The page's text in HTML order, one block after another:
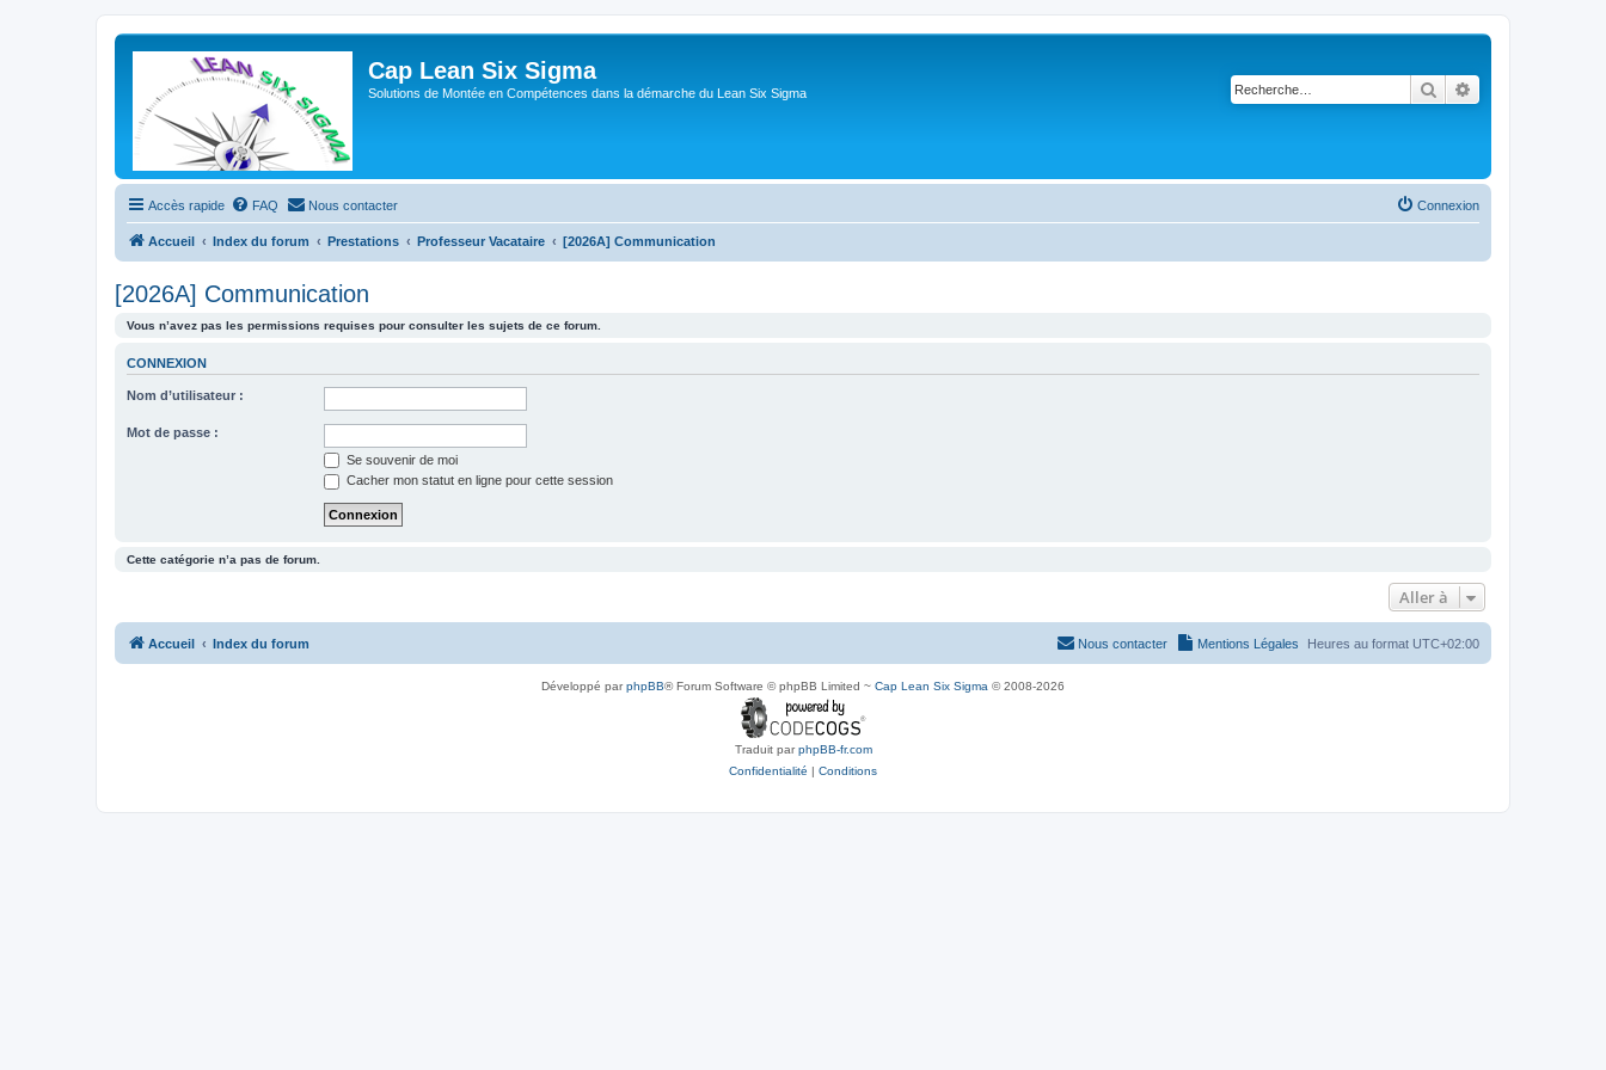
Cap Lean Six Sigma
Solutions de Montée en Compétences dans la démarche du Lean Six Sigma Rechercher
Accès rapide FAQ Nous contacter Connexion
Accueil Index du forum Prestations Professeur Vacataire [2026A] Communication
[2026A] Communication
Vous n’avez pas les permissions requises pour consulter les sujets de ce forum.
CONNEXION
Nom d’utilisateur :
Mot de passe :
Se souvenir de moi
Cacher mon statut en ligne pour cette session
Cette catégorie n’a pas de forum.
Aller à
Accueil Index du forum Heures au format UTC+02:00
Mentions Légales
Nous contacter
Développé parphpBB® Forum Software © phpBB Limited ~ Cap Lean Six Sigma © 2008-2026
Traduit parphpBB-fr.com
Confidentialité | Conditions